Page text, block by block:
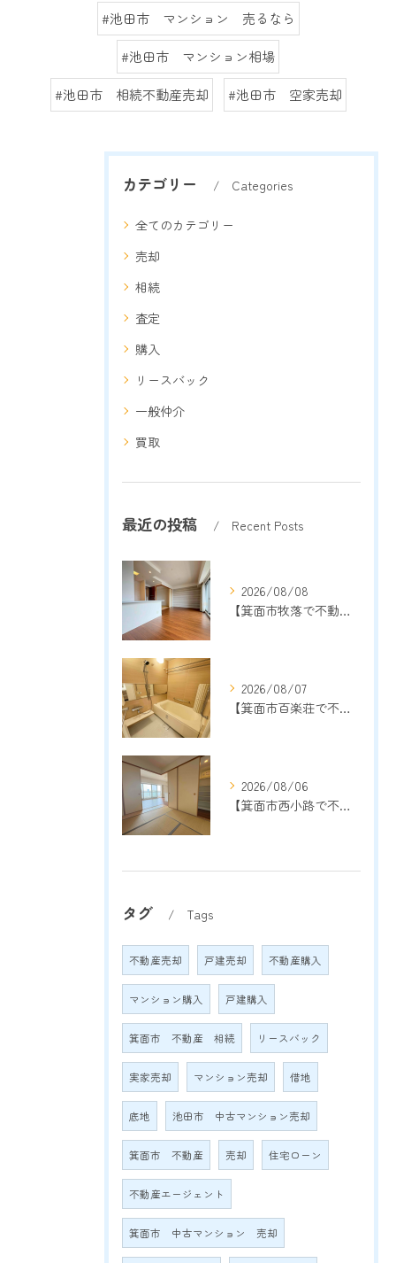
#池田市 マンション 売るなら
#池田市 マンション相場
#池田市 相続不動産売却 #池田市 空家売却
カテゴリー Categories
全てのカテゴリー
売却
相続
査定
購入
リースバック
一般仲介
買取
最近の投稿 Recent Posts
2026/08/08
【箕面市牧落で不動産売却をご検討中の方へ】地域密着13年以上の売却専門店が成功のポイントを解説
2026/08/07
【箕面市百楽荘で不動産売却をご検討中の方へ】地域密着13年以上の売却専門店が成功のポイントを解説
2026/08/06
【箕面市西小路で不動産売却をご検討中の方へ】地域密着13年以上の売却専門店が成功のポイントを解説
タグ Tags
不動産売却 戸建売却 不動産購入
マンション購入 戸建購入
箕面市 不動産 相続 リースバック
実家売却 マンション売却 借地
底地 池田市 中古マンション売却
箕面市 不動産 売却 住宅ローン
不動産エージェント
箕面市 中古マンション 売却